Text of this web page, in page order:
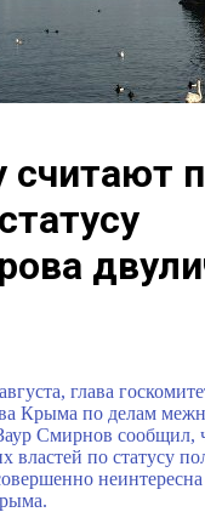
глава
Крыма по делам
Смирнов сообщил,
властей по статусу